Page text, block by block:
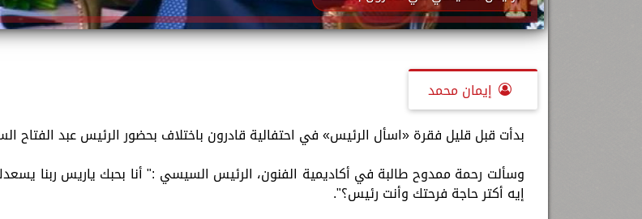
إيمان محمد
بدأت قبل قليل فقرة «اسأل الرئيس» في احتفالية قادرون باختلاف بحضور الرئيس عبد الفتاح
وسألت رحمة ممدوح طالبة في أكاديمية الفنون، الرئيس السيسي :" أنا بحبك ياريس ربنا
إيه أكتر حاجة فرحتك وأنت رئيس؟".